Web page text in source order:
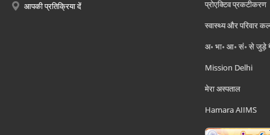
आपकी प्रतिक्रिया दें
प्रोएक्टिव प्रकटीकरण
स्वास्थ्य और परिवार
अ॰ भा॰ आ॰ सं॰ से जुड़े
Mission Delhi
मेरा अस्पताल
Hamara AIIMS